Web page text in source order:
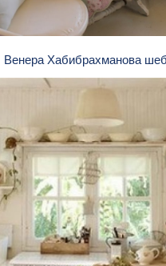
Венера Хабибрахманова